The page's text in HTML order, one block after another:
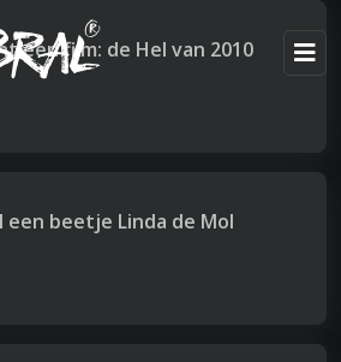
een film: de Hel van 2010
een beetje Linda de Mol